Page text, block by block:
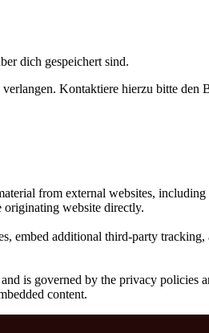
dich gespeichert sind.
Kontaktiere hierzu bitte den
from external websites,
originating website directly.
embed additional third-party
is governed by the privacy
content.